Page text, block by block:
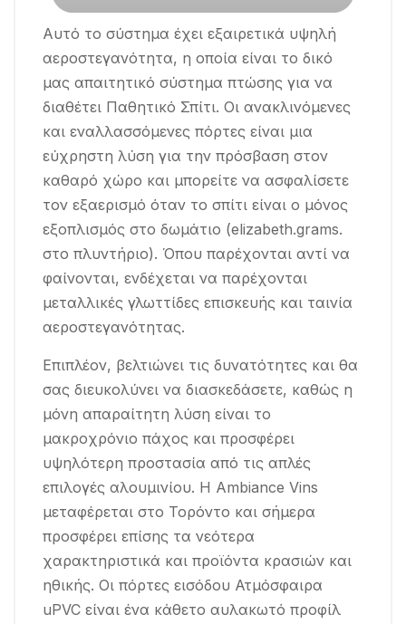
Αυτό το σύστημα έχει εξαιρετικά υψηλή
αεροστεγανότητα, η οποία είναι το δικό
μας απαιτητικό σύστημα πτώσης για να
διαθέτει Παθητικό Σπίτι. Οι ανακλινόμενες
και εναλλασσόμενες πόρτες είναι μια
εύχρηστη λύση για την πρόσβαση στον
καθαρό χώρο και μπορείτε να ασφαλίσετε
τον εξαερισμό όταν το σπίτι είναι ο μόνος
εξοπλισμός στο δωμάτιο (elizabeth.grams.
στο πλυντήριο). Όπου παρέχονται αντί να
φαίνονται, ενδέχεται να παρέχονται
μεταλλικές γλωττίδες επισκευής και ταινία
αεροστεγανότητας.
Επιπλέον, βελτιώνει τις δυνατότητες και θα
σας διευκολύνει να διασκεδάσετε, καθώς η
μόνη απαραίτητη λύση είναι το
μακροχρόνιο πάχος και προσφέρει
υψηλότερη προστασία από τις απλές
επιλογές αλουμινίου. Η Ambiance Vins
μεταφέρεται στο Τορόντο και σήμερα
προσφέρει επίσης τα νεότερα
χαρακτηριστικά και προϊόντα κρασιών και
ηθικής. Οι πόρτες εισόδου Ατμόσφαιρα
uPVC είναι ένα κάθετο αυλακωτό προφίλ